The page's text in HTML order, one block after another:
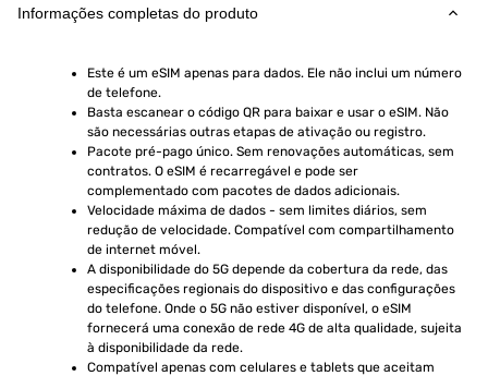
Informações completas do produto
Este é um eSIM apenas para dados. Ele não inclui um número
de telefone.
Basta escanear o código QR para baixar e usar o eSIM. Não
são necessárias outras etapas de ativação ou registro.
Pacote pré-pago único. Sem renovações automáticas, sem
contratos. O eSIM é recarregável e pode ser
complementado com pacotes de dados adicionais.
Velocidade máxima de dados - sem limites diários, sem
redução de velocidade. Compatível com compartilhamento
de internet móvel.
A disponibilidade do 5G depende da cobertura da rede, das
especificações regionais do dispositivo e das configurações
do telefone. Onde o 5G não estiver disponível, o eSIM
fornecerá uma conexão de rede 4G de alta qualidade, sujeita
à disponibilidade da rede.
Compatível apenas com celulares e tablets que aceitam